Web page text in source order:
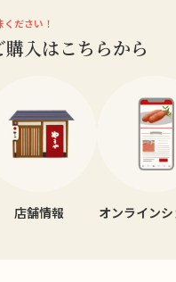
ださい！
入はこちらから
店舗情報 オンライン